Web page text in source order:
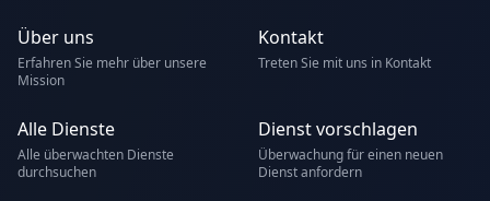
Über uns
Erfahren Sie mehr über unsere
Mission
Kontakt
Treten Sie mit uns in Kontakt
Alle Dienste
Alle überwachten Dienste
durchsuchen
Dienst vorschlagen
Überwachung für einen neuen
Dienst anfordern